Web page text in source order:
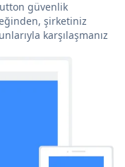
güvenlik
şirketiniz
karşılaşmanız